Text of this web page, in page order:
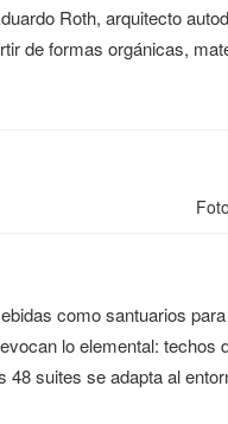
Roth, arquitecto
de formas orgánicas,
como santuarios
lo elemental:
48 suites se adapta al